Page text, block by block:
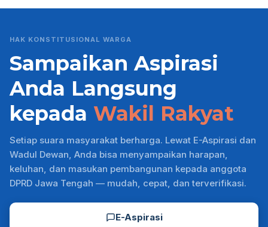
HAK KONSTITUSIONAL WARGA
Sampaikan Aspirasi
Anda Langsung
kepada Wakil Rakyat
Setiap suara masyarakat berharga. Lewat E-Aspirasi dan
Wadul Dewan, Anda bisa menyampaikan harapan,
keluhan, dan masukan pembangunan kepada anggota
DPRD Jawa Tengah — mudah, cepat, dan terverifikasi.
E-Aspirasi